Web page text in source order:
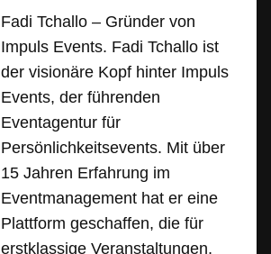
Fadi Tchallo – Gründer von
Impuls Events. Fadi Tchallo ist
der visionäre Kopf hinter Impuls
Events, der führenden
Eventagentur für
Persönlichkeitsevents. Mit über
15 Jahren Erfahrung im
Eventmanagement hat er eine
Plattform geschaffen, die für
erstklassige Veranstaltungen,